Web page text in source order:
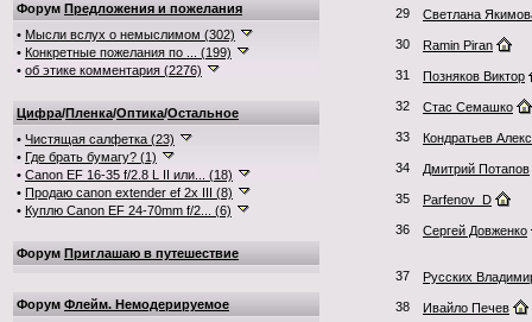
Форум Предложения и пожелания
• Мысли вслух о немыслимом (302)
• Конкретные пожелания по ... (199)
• об этике комментария (2276)
Цифра/Пленка/Оптика/Остальное
• Чистящая салфетка (23)
• Где брать бумагу? (1)
• Canon EF 16-35 f/2.8 L II или... (18)
• Продаю canon extender ef 2x III (8)
• Куплю Canon EF 24-70mm f/2... (6)
Форум Приглашаю в путешествие
Форум Флейм. Немодерируемое
29 Светлана
30 Ramin Piran
31 Позняков Виктор
32 Стас Семашко
33 Кондратьев
34 Дмитрий Потапов
35 Parfenov_D
36 Сергей Довженко
37 Русских
38 Ивайло Печев